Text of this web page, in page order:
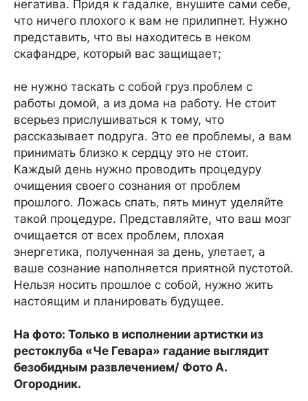
негатива. Придя к гадалке, внушите сами себе,
что ничего плохого к вам не прилипнет. Нужно
представить, что вы находитесь в неком
скафандре, который вас защищает;
не нужно таскать с собой груз проблем с
работы домой, а из дома на работу. Не стоит
всерьез прислушиваться к тому, что
рассказывает подруга. Это ее проблемы, а вам
принимать близко к сердцу это не стоит.
Каждый день нужно проводить процедуру
очищения своего сознания от проблем
прошлого. Ложась спать, пять минут уделяйте
такой процедуре. Представляйте, что ваш мозг
очищается от всех проблем, плохая
энергетика, полученная за день, улетает, а
ваше сознание наполняется приятной пустотой.
Нельзя носить прошлое с собой, нужно жить
настоящим и планировать будущее.
На фото: Только в исполнении артистки из
рестоклуба «Че Гевара» гадание выглядит
безобидным развлечением/ Фото А.
Огородник.